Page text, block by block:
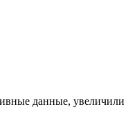
данные, увеличили